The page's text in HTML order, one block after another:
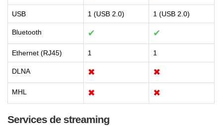
USB 1 (USB 2.0) 1 (USB 2.0)
Bluetooth ✔ ✔
Ethernet (RJ45) 1 1
DLNA ✖ ✖
MHL ✖ ✖
Services de streaming